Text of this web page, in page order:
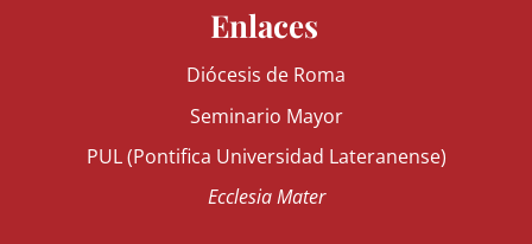
Enlaces
Diócesis de Roma
Seminario Mayor
PUL (Pontifica Universidad Lateranense)
Ecclesia Mater